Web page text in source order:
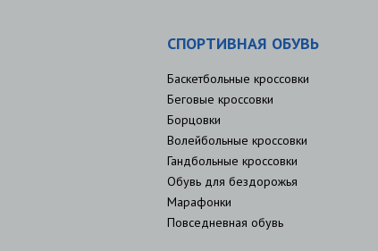
СПОРТИВНАЯ ОБУВЬ
Баскетбольные кроссовки
Беговые кроссовки
Борцовки
Волейбольные кроссовки
Гандбольные кроссовки
Обувь для бездорожья
Марафонки
Повседневная обувь